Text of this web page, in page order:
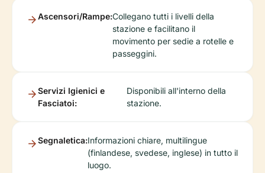
Ascensori/Rampe:Collegano tutti i livelli della
stazione e facilitano il
movimento per sedie a rotelle e
passeggini.
Servizi Igienici e
Fasciatoi:
Disponibili all'interno della
stazione.
Segnaletica:Informazioni chiare, multilingue
(finlandese, svedese, inglese) in tutto il
luogo.